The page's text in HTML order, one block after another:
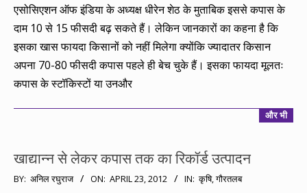
एसोसिएशन ऑफ इंडिया के अध्यक्ष धीरेन शेठ के मुताबिक इससे कपास के
दाम 10 से 15 फीसदी बढ़ सकते हैं। लेकिन जानकारों का कहना है कि
इसका खास फायदा किसानों को नहीं मिलेगा क्योंकि ज्यादातर किसान
अपना 70-80 फीसदी कपास पहले ही बेच चुके हैं। इसका फायदा मूलतः
कपास के स्टॉकिस्टों या उनऔर
और भी
खाद्यान्न से लेकर कपास तक का रिकॉर्ड उत्पादन
2012-
BY: अनिल रघुराज ON: APRIL 23, 2012 IN: कृषि,गौरतलब